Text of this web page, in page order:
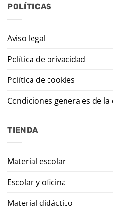
POLÍTICAS
Aviso legal
Política de privacidad
Política de cookies
Condiciones generales de
TIENDA
Material escolar
Escolar y oficina
Material didáctico